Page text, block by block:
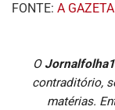
FONTE: A GAZETA
O Jornalfolha1
contraditório,
matérias.